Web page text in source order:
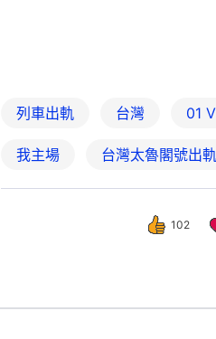
熱話 人氣話題
恐怖墮軌！星
更新： 2026-